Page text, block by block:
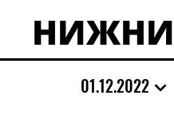
01.12.2022